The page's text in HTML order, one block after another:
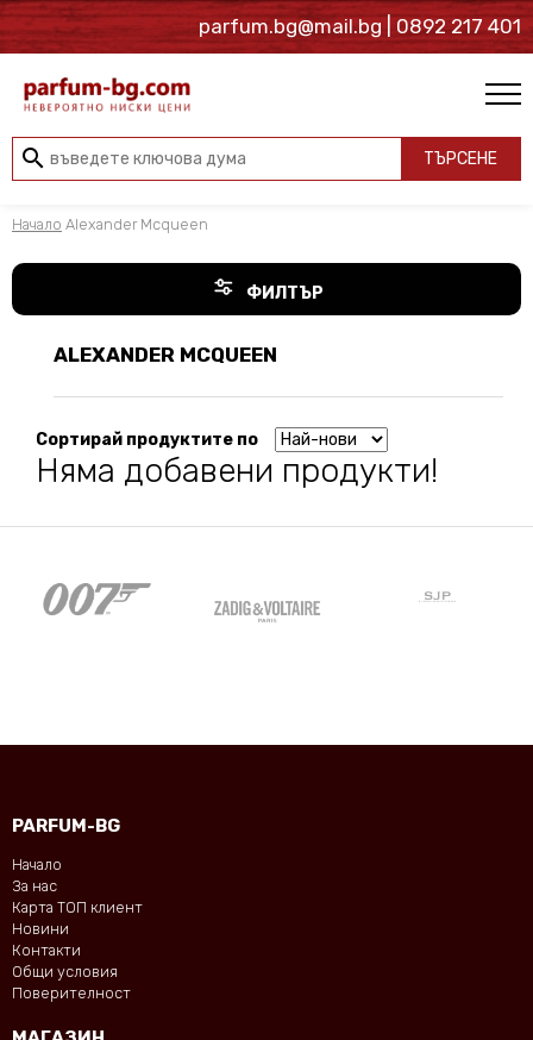
parfum.bg@mail.bg | 0892 217 401
search ТЪРСЕНЕ
Начало Alexander Mcqueen
ФИЛТЪР
ALEXANDER MCQUEEN
Сортирай продуктите по
Няма добавени продукти!
PARFUM-BG
Начало
За нас
Карта ТОП клиент
Новини
Контакти
Общи условия
Поверителност